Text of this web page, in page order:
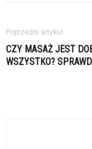
Poprzedni artykuł
CZY MASAŻ JEST
WSZYSTKO?